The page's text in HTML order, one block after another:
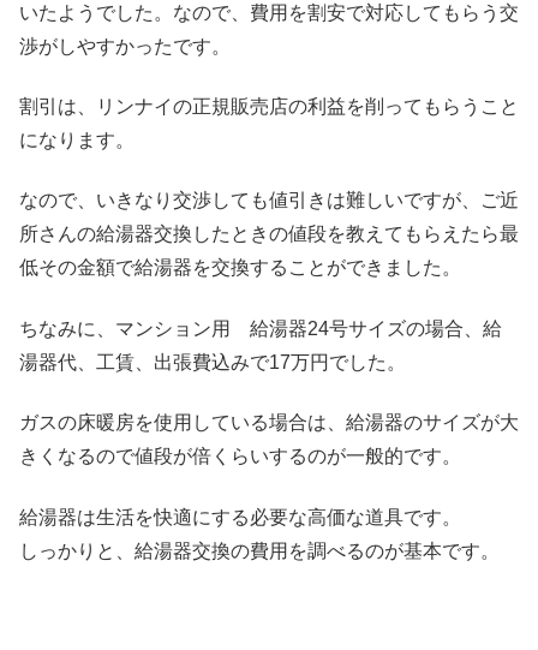
いたようでした。なので、費用を割安で対応してもらう交
渉がしやすかったです。
割引は、リンナイの正規販売店の利益を削ってもらうこと
になります。
なので、いきなり交渉しても値引きは難しいですが、ご近
所さんの給湯器交換したときの値段を教えてもらえたら最
低その金額で給湯器を交換することができました。
ちなみに、マンション用 給湯器24号サイズの場合、給
湯器代、工賃、出張費込みで17万円でした。
ガスの床暖房を使用している場合は、給湯器のサイズが大
きくなるので値段が倍くらいするのが一般的です。
給湯器は生活を快適にする必要な高価な道具です。
しっかりと、給湯器交換の費用を調べるのが基本です。